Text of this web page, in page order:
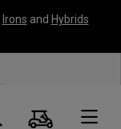
Irons and Hybrids
Panier